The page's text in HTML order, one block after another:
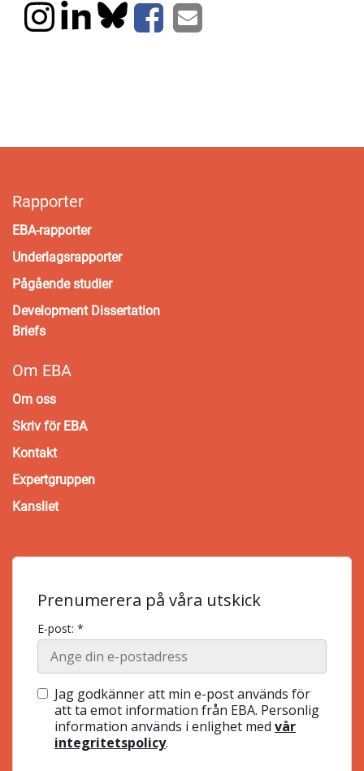
Rapporter
EBA-rapporter
Underlagsrapporter
Pågående studier
Development Dissertation
Briefs
Om EBA
Om oss
Skriv för EBA
Kontakt
Expertgruppen
Kansliet
Prenumerera på våra utskick
E-post: *
Jag godkänner att min e-post används för
att ta emot information från EBA. Personlig
information används i enlighet med vår
integritetspolicy.